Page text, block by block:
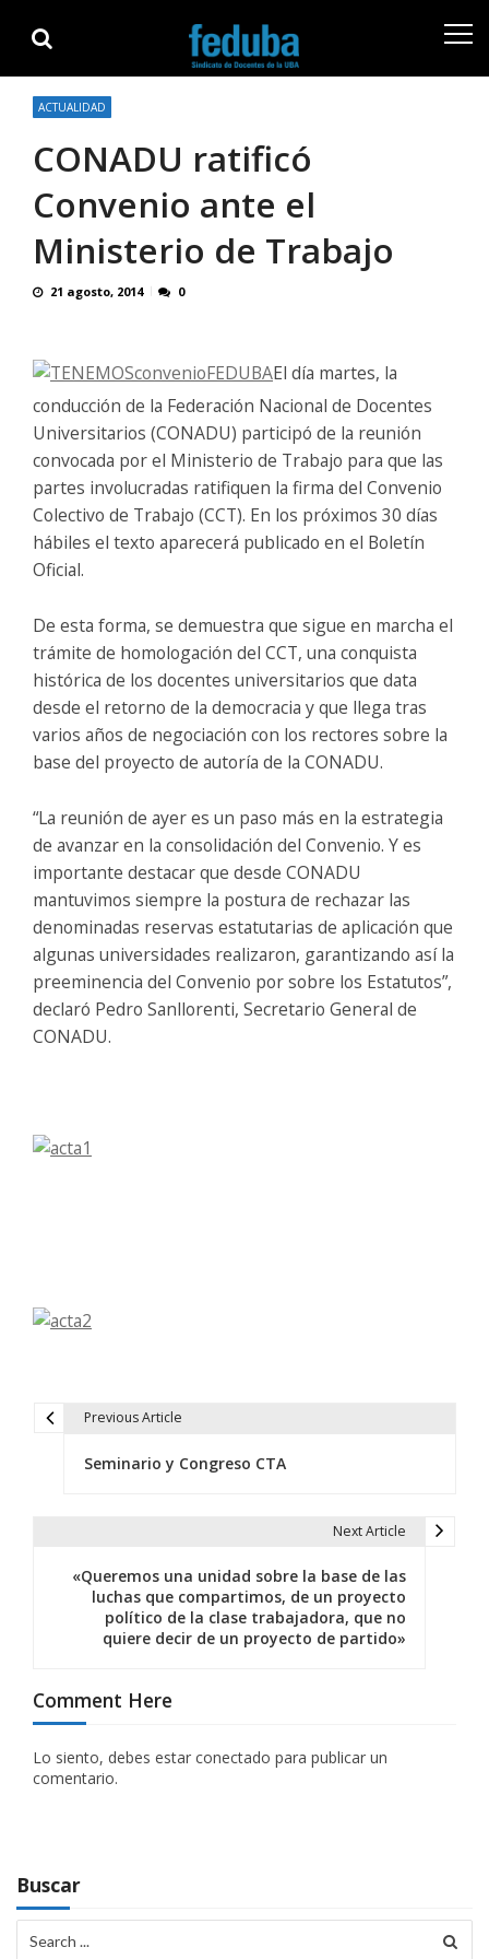
navigation
content
ACTUALIDAD
CONADU ratificó
Convenio ante el
Ministerio de Trabajo
21 agosto, 2014 0
El día martes, la
conducción de la Federación Nacional de Docentes
Universitarios (CONADU) participó de la reunión
convocada por el Ministerio de Trabajo para que las
partes involucradas ratifiquen la firma del Convenio
Colectivo de Trabajo (CCT). En los próximos 30 días
hábiles el texto aparecerá publicado en el Boletín
Oficial.
De esta forma, se demuestra que sigue en marcha el
trámite de homologación del CCT, una conquista
histórica de los docentes universitarios que data
desde el retorno de la democracia y que llega tras
varios años de negociación con los rectores sobre la
base del proyecto de autoría de la CONADU.
“La reunión de ayer es un paso más en la estrategia
de avanzar en la consolidación del Convenio. Y es
importante destacar que desde CONADU
mantuvimos siempre la postura de rechazar las
denominadas reservas estatutarias de aplicación que
algunas universidades realizaron, garantizando así la
preeminencia del Convenio por sobre los Estatutos”,
declaró Pedro Sanllorenti, Secretario General de
CONADU.
i
ó
n
e
n
Previous Article
Seminario y Congreso CTA
Next Article
«Queremos una unidad sobre la base de las
luchas que compartimos, de un proyecto
político de la clase trabajadora, que no
quiere decir de un proyecto de partido»
Comment Here
Lo siento, debes estar conectado para publicar un
comentario.
Buscar
for: